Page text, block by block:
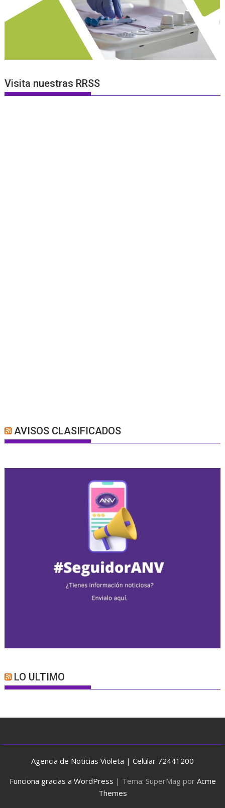
Visita nuestras RRSS
AVISOS CLASIFICADOS
LO ULTIMO
Agencia de Noticias Violeta | Celular 72441200
Funciona gracias a WordPress | Tema: SuperMag por Acme
Themes